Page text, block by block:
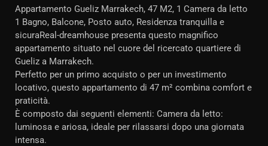
Appartamento Gueliz Marrakech, 47 M2, 1 Camera da letto
1 Bagno, Balcone, Posto auto, Residenza tranquilla e
sicuraReal-dreamhouse presenta questo magnifico
appartamento situato nel cuore del ricercato quartiere di
Gueliz a Marrakech.
Perfetto per un primo acquisto o per un investimento
locativo, questo appartamento di 47 m² combina comfort e
praticità.
È composto dai seguenti elementi: Camera da letto:
luminosa e ariosa, ideale per rilassarsi dopo una giornata
intensa.